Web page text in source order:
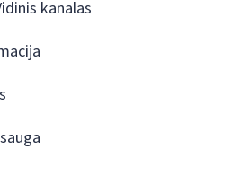
kanalas